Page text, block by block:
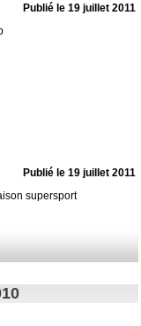
Publié le 19 juillet 2011
Publié le 19 juillet 2011
supersport